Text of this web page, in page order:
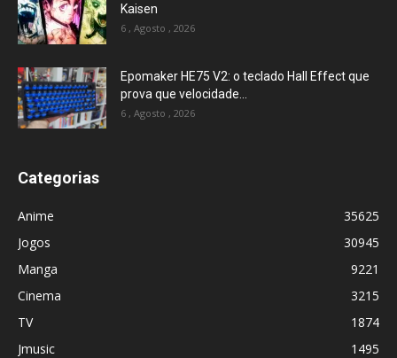
Kaisen
6 , Agosto , 2026
Epomaker HE75 V2: o teclado Hall Effect que
prova que velocidade...
6 , Agosto , 2026
Categorias
Anime
35625
Jogos
30945
Manga
9221
Cinema
3215
TV
1874
Jmusic
1495